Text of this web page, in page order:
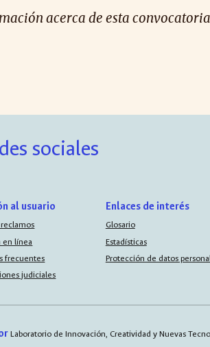
acerca de esta
sociales
al usuario
en línea
frecuentes
judiciales
Enlaces de interés
Glosario
Estadísticas
Protección de datos
Laboratorio de Innovación, Creatividad y Nuevas